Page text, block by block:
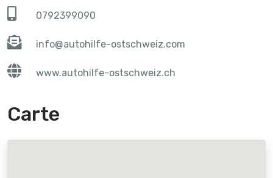
0792399090
info@autohilfe-ostschweiz.com
www.autohilfe-ostschweiz.ch
Carte